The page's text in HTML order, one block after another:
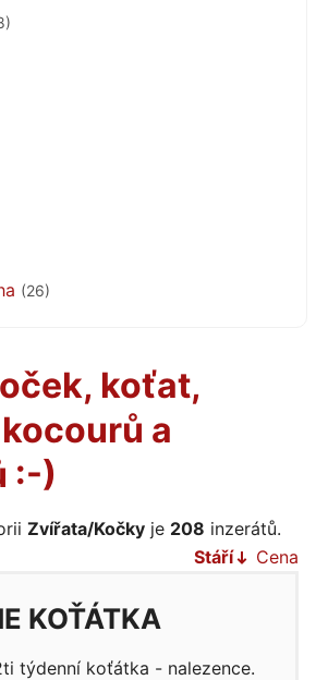
(26)
koťat,
a
:-)
Zvířata/Kočky je 208 inzerátů.
Stáří
Cena
KOŤÁTKA
týdenní koťátka - nalezence.